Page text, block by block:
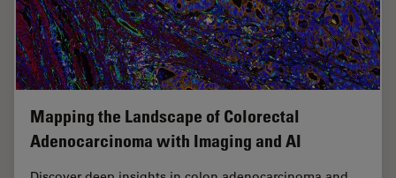
Mapping the Landscape of Colorectal
Adenocarcinoma with Imaging and AI